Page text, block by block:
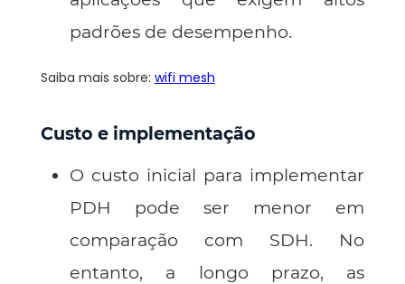
padrões de desempenho.
Saiba mais sobre: wifi mesh
Custo e implementação
O custo inicial para implementar
PDH pode ser menor em
comparação com SDH. No
entanto, a longo prazo, as